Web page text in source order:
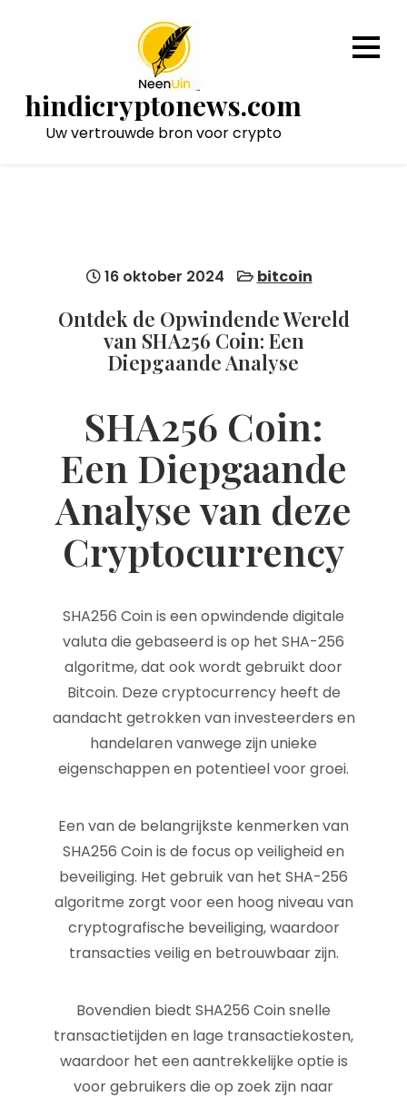
hindicryptonews.com
Uw vertrouwde bron voor crypto
16 oktober 2024 bitcoin
Ontdek de Opwindende Wereld
van SHA256 Coin: Een
Diepgaande Analyse
SHA256 Coin:
Een Diepgaande
Analyse van deze
Cryptocurrency
SHA256 Coin is een opwindende digitale
valuta die gebaseerd is op het SHA-256
algoritme, dat ook wordt gebruikt door
Bitcoin. Deze cryptocurrency heeft de
aandacht getrokken van investeerders en
handelaren vanwege zijn unieke
eigenschappen en potentieel voor groei.
Een van de belangrijkste kenmerken van
SHA256 Coin is de focus op veiligheid en
beveiliging. Het gebruik van het SHA-256
algoritme zorgt voor een hoog niveau van
cryptografische beveiliging, waardoor
transacties veilig en betrouwbaar zijn.
Bovendien biedt SHA256 Coin snelle
transactietijden en lage transactiekosten,
waardoor het een aantrekkelijke optie is
voor gebruikers die op zoek zijn naar